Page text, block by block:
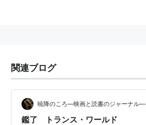
サム・ウォーターストン：父
ジェームズ・ウォーターストン ：兄
関連ブログ
暁降のころ―映画と読書のジャーナル―
鑑了 トランス・ワールド